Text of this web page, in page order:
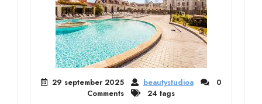
29 september 2025 beautystudioa
0
Comments
24 tags